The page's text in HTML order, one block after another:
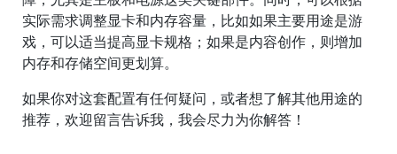
实际需求调整显卡和内存容量，比如如果主要用途是游
戏，可以适当提高显卡规格；如果是内容创作，则增加
内存和存储空间更划算。
如果你对这套配置有任何疑问，或者想了解其他用途的
推荐，欢迎留言告诉我，我会尽力为你解答！